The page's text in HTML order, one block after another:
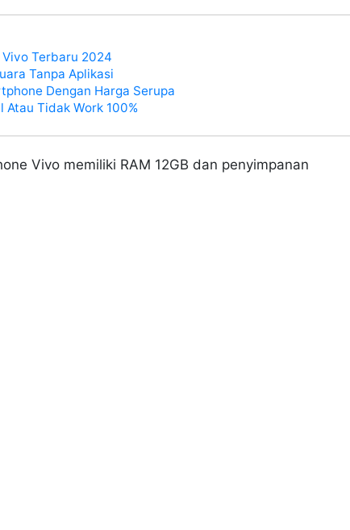
Terbaru 2024
Tanpa Aplikasi
Dengan Harga Serupa
Atau Tidak Work 100%
Vivo memiliki RAM 12GB dan penyimpanan